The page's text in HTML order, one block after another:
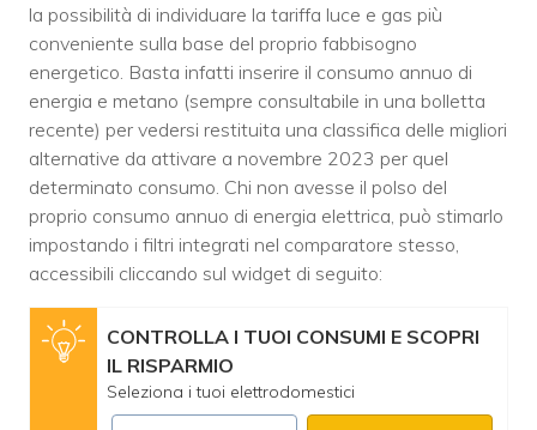
la possibilità di individuare la tariffa luce e gas più
conveniente sulla base del proprio fabbisogno
energetico. Basta infatti inserire il consumo annuo di
energia e metano (sempre consultabile in una bolletta
recente) per vedersi restituita una classifica delle migliori
alternative da attivare a novembre 2023 per quel
determinato consumo. Chi non avesse il polso del
proprio consumo annuo di energia elettrica, può stimarlo
impostando i filtri integrati nel comparatore stesso,
accessibili cliccando sul widget di seguito:
CONTROLLA I TUOI CONSUMI E SCOPRI
IL RISPARMIO
Seleziona i tuoi elettrodomestici